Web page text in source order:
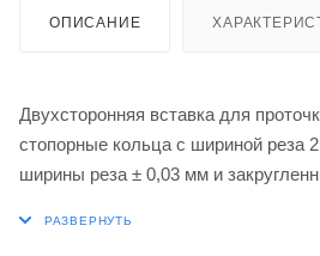
ОПИСАНИЕ
Двухсторонняя вставка для
стопорные кольца с шириной реза
ширины реза ± 0,03 мм и